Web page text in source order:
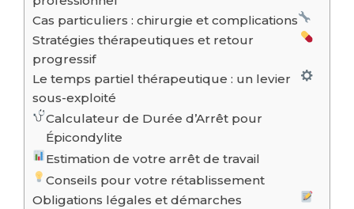
Cas particuliers : chirurgie et complications
Stratégies thérapeutiques et retour
progressif
Le temps partiel thérapeutique : un levier
sous-exploité
Calculateur de Durée d’Arrêt pour
Épicondylite
Estimation de votre arrêt de travail
Conseils pour votre rétablissement
Obligations légales et démarches